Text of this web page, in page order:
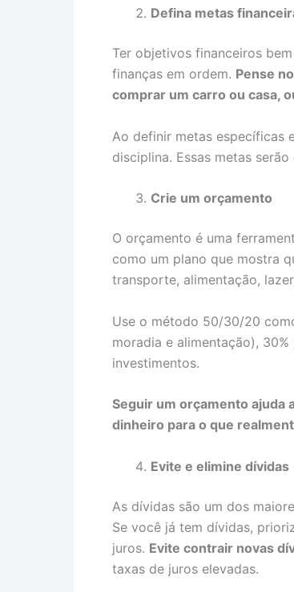
Defina metas
Ter objetivos financeiros
finanças em ordem. Pense
comprar um carro ou casa,
Ao definir metas específicas
disciplina. Essas metas
Crie um orçamento
O orçamento é uma
como um plano que mostra
transporte, alimentação,
Use o método 50/30/20
moradia e alimentação),
investimentos.
Seguir um orçamento ajuda
dinheiro para o que
Evite e elimine dívidas
As dívidas são um dos
Se você já tem dívidas,
juros. Evite contrair novas
taxas de juros elevadas.